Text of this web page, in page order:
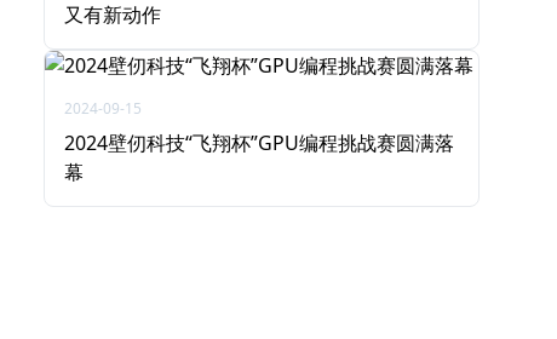
又有新动作
2024-09-15
2024壁仞科技“飞翔杯”GPU编程挑战赛圆满落
幕